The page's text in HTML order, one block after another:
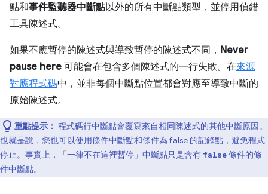
點和事件監聽器中斷點以外的所有中斷點類型，並停用偵錯
工具陳述式。
如果不應暫停的陳述式與導致暫停的陳述式不同， Never
pause here 可能會在包含多個陳述式的一行失敗。在來源
對應程式碼中，並非每個中斷點位置都會對應至導致中斷的
原始陳述式。
重點提示： 程式碼行中斷點會覆寫來自相同陳述式的其他中斷原因。
也就是說，您也可以使用條件中斷點和條件為 false 的記錄點，避免程式
停止。事實上，「一律不在這裡暫停」 中斷點只是含有 false條件的條
件中斷點。